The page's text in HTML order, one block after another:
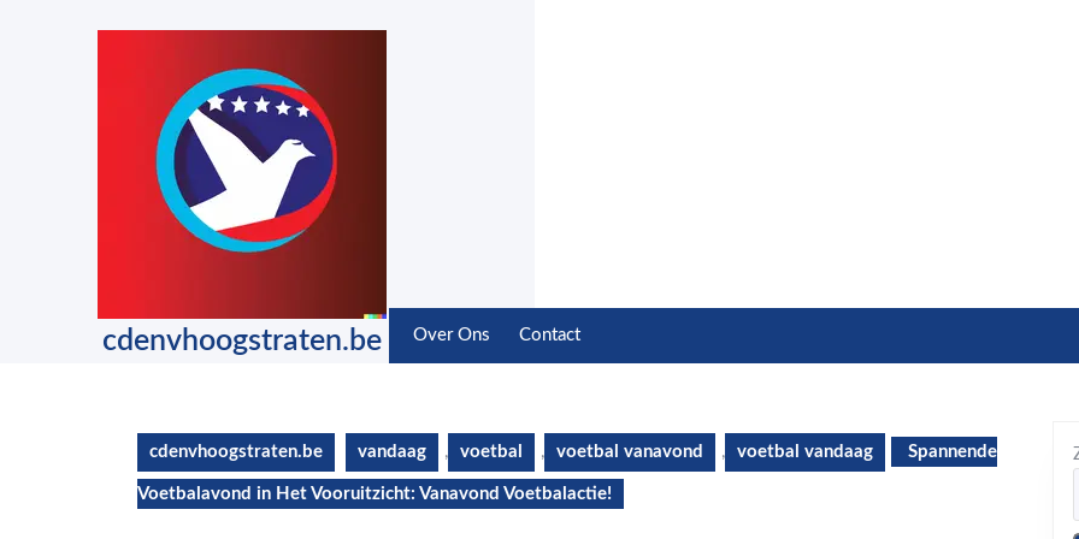
cdenvhoogstraten.be Over Ons Contact
cdenvhoogstraten.be vandaag , voetbal , voetbal vanavond , voetbal vandaag Spannende
Voetbalavond in Het Vooruitzicht: Vanavond Voetbalactie!